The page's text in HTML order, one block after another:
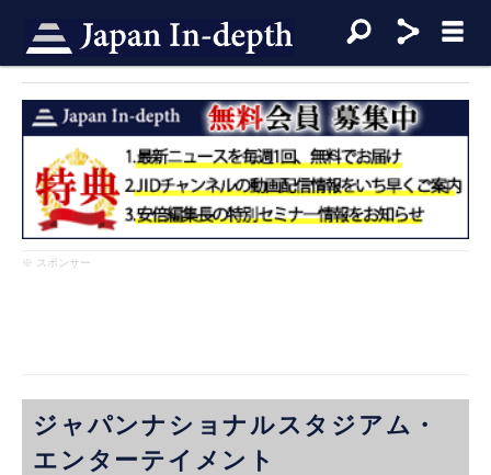
※ スポンサー
ジャパンナショナルスタジアム・
エンターテイメント